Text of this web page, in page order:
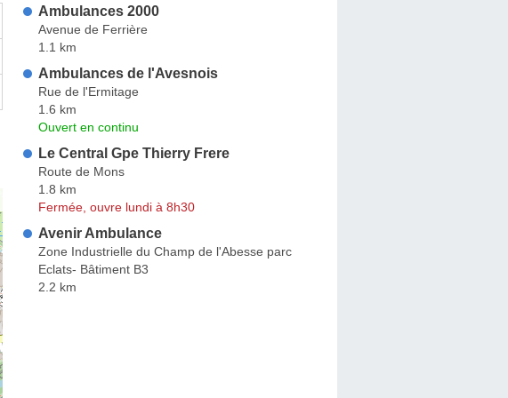
Ambulances 2000
Avenue de Ferrière
1.1 km
Ambulances de l'Avesnois
Rue de l'Ermitage
1.6 km
Ouvert en continu
Le Central Gpe Thierry Frere
Route de Mons
1.8 km
Fermée, ouvre lundi à 8h30
Avenir Ambulance
Zone Industrielle du Champ de l'Abesse parc
Eclats- Bâtiment B3
2.2 km